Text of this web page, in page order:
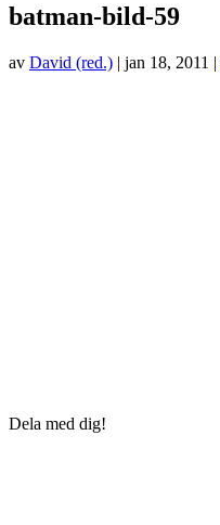
batman-bild-59
av David (red.) | jan 18, 2011 |
Dela med dig!